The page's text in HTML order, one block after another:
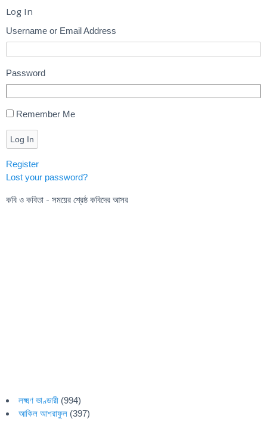
Log In
Username or Email Address
Password
Remember Me
Log In
Register
Lost your password?
কবি ও কবিতা - সময়ের শ্রেষ্ঠ কবিদের আসর
লক্ষ্মণ ভাণ্ডারী (994)
আকিল আশরাফুল (397)